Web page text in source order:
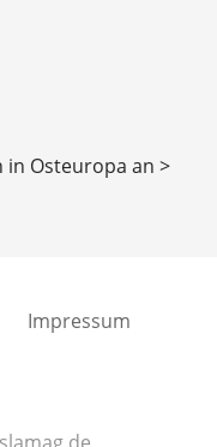
in Osteuropa an >
Impressum